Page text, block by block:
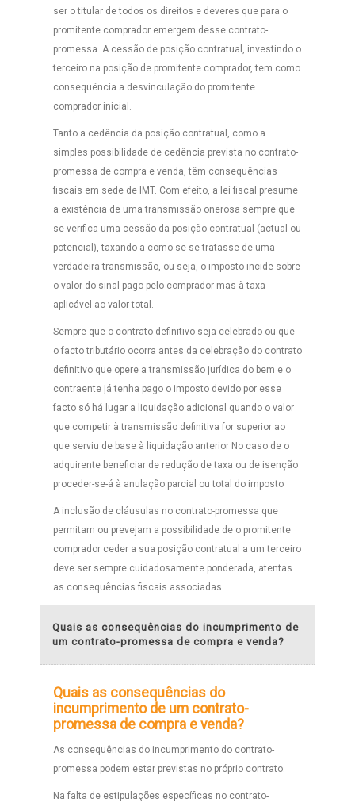
ser o titular de todos os direitos e deveres que para o
promitente comprador emergem desse contrato-
promessa. A cessão de posição contratual, investindo o
terceiro na posição de promitente comprador, tem como
consequência a desvinculação do promitente
comprador inicial.
Tanto a cedência da posição contratual, como a
simples possibilidade de cedência prevista no contrato-
promessa de compra e venda, têm consequências
fiscais em sede de IMT. Com efeito, a lei fiscal presume
a existência de uma transmissão onerosa sempre que
se verifica uma cessão da posição contratual (actual ou
potencial), taxando-a como se se tratasse de uma
verdadeira transmissão, ou seja, o imposto incide sobre
o valor do sinal pago pelo comprador mas à taxa
aplicável ao valor total.
Sempre que o contrato definitivo seja celebrado ou que
o facto tributário ocorra antes da celebração do contrato
definitivo que opere a transmissão jurídica do bem e o
contraente já tenha pago o imposto devido por esse
facto só há lugar a liquidação adicional quando o valor
que competir à transmissão definitiva for superior ao
que serviu de base à liquidação anterior No caso de o
adquirente beneficiar de redução de taxa ou de isenção
proceder-se-á à anulação parcial ou total do imposto
A inclusão de cláusulas no contrato-promessa que
permitam ou prevejam a possibilidade de o promitente
comprador ceder a sua posição contratual a um terceiro
deve ser sempre cuidadosamente ponderada, atentas
as consequências fiscais associadas.
Quais as consequências do incumprimento de
um contrato-promessa de compra e venda?
Quais as consequências do
incumprimento de um contrato-
promessa de compra e venda?
As consequências do incumprimento do contrato-
promessa podem estar previstas no próprio contrato.
Na falta de estipulações específicas no contrato-